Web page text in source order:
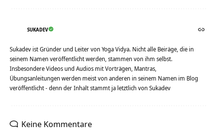
SUKADEV
Sukadev ist Gründer und Leiter von Yoga Vidya. Nicht alle Beiräge, die in
seinem Namen veröffentlicht werden, stammen von ihm selbst.
Insbesondere Videos und Audios mit Vorträgen, Mantras,
Übungsanleitungen werden meist von anderen in seinem Namen im Blog
veröffentlicht - denn der Inhalt stammt ja letztlich von Sukadev
Keine Kommentare